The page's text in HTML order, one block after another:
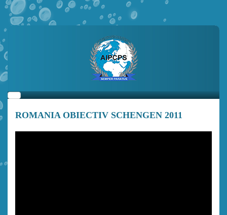
ROMANIA OBIECTIV SCHENGEN 2011